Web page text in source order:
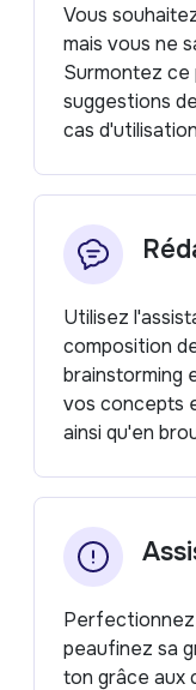
Vous
mais vous ne
Surmontez ce
suggestions
cas
Utilisez
composition
brainstorming
vos concepts
ainsi qu'en
peaufinez sa
ton grâce aux